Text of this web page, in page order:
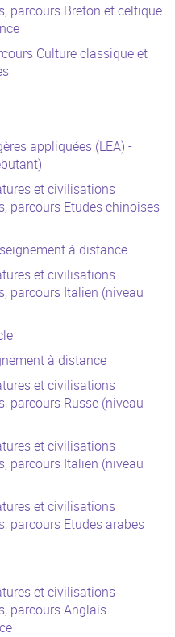
parcours Breton et celtique
Culture classique et
appliquées (LEA) -
et civilisations
parcours Etudes chinoises
à distance
et civilisations
parcours Italien (niveau
à distance
et civilisations
parcours Russe (niveau
et civilisations
parcours Italien (niveau
et civilisations
parcours Etudes arabes
et civilisations
parcours Anglais -